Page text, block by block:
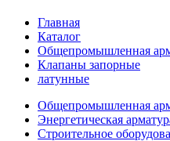
Главная
Каталог
Общепромышленная
Клапаны запорные
латунные
Общепромышленная
Энергетическая
Строительное